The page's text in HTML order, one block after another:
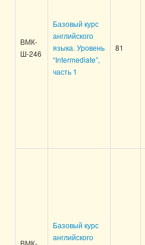
ВМК-
Ш-246
Базовый курс
английского
языка. Уровень
“Intermediate”,
часть 1
81
Базовый курс
английского